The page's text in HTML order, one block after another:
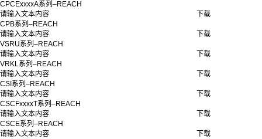
CPCExxxxA系列–REACH
请输入文本内容
CPB系列–REACH
下载
请输入文本内容
VSRU系列–REACH
下载
请输入文本内容
VRKL系列–REACH
下载
请输入文本内容
CSI系列–REACH
下载
请输入文本内容
CSCFxxxxT系列–REACH
下载
请输入文本内容
CSCE系列–REACH
下载
请输入文本内容
下载